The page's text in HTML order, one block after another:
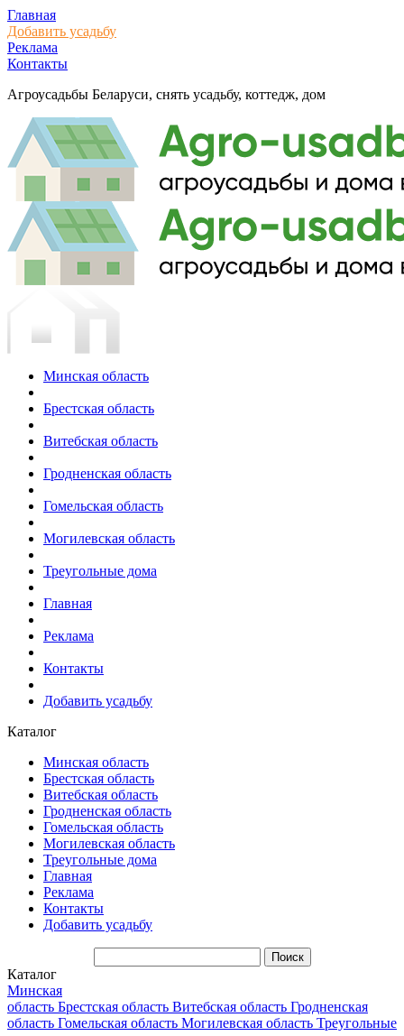
Главная
Добавить усадьбу
Реклама
Контакты
Агроусадьбы Беларуси, снять усадьбу, коттедж, дом
Минская область
Брестская область
Витебская область
Гродненская область
Гомельская область
Могилевская область
Треугольные дома
Главная
Реклама
Контакты
Добавить усадьбу
Каталог
Минская область
Брестская область
Витебская область
Гродненская область
Гомельская область
Могилевская область
Треугольные дома
Главная
Реклама
Контакты
Добавить усадьбу
Каталог
Минская
область Брестская область Витебская область Гродненская
область Гомельская область Могилевская область Треугольные